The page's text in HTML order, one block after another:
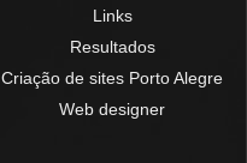
Links
Resultados
Criação de sites Porto Alegre
Web designer